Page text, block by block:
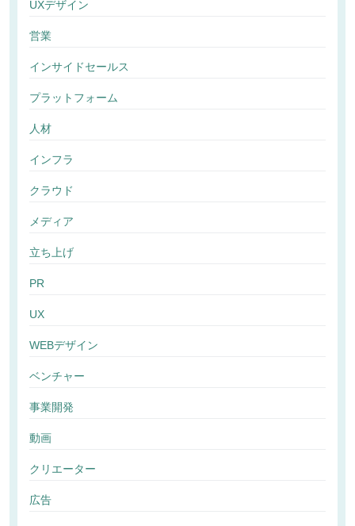
UXデザイン
営業
インサイドセールス
プラットフォーム
人材
インフラ
クラウド
メディア
立ち上げ
PR
UX
WEBデザイン
ベンチャー
事業開発
動画
クリエーター
広告